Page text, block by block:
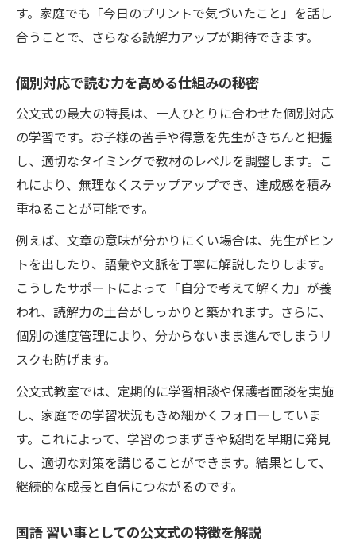
す。家庭でも「今日のプリントで気づいたこと」を話し
合うことで、さらなる読解力アップが期待できます。
個別対応で読む力を高める仕組みの秘密
公文式の最大の特長は、一人ひとりに合わせた個別対応
の学習です。お子様の苦手や得意を先生がきちんと把握
し、適切なタイミングで教材のレベルを調整します。こ
れにより、無理なくステップアップでき、達成感を積み
重ねることが可能です。
例えば、文章の意味が分かりにくい場合は、先生がヒン
トを出したり、語彙や文脈を丁寧に解説したりします。
こうしたサポートによって「自分で考えて解く力」が養
われ、読解力の土台がしっかりと築かれます。さらに、
個別の進度管理により、分からないまま進んでしまうリ
スクも防げます。
公文式教室では、定期的に学習相談や保護者面談を実施
し、家庭での学習状況もきめ細かくフォローしていま
す。これによって、学習のつまずきや疑問を早期に発見
し、適切な対策を講じることができます。結果として、
継続的な成長と自信につながるのです。
国語 習い事としての公文式の特徴を解説